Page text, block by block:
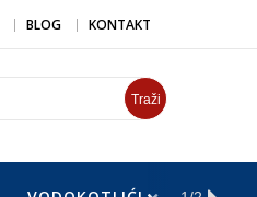
BLOG KONTAKT
Traži